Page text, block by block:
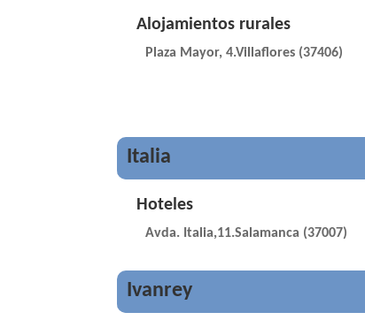
Alojamientos rurales
Plaza Mayor, 4.Villaflores (37406)
Italia
Hoteles
Avda. Italia,11.Salamanca (37007)
Ivanrey